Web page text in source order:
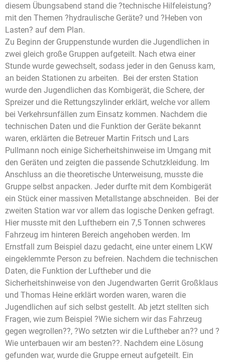
diesem Übungsabend stand die ?technische Hilfeleistung?
mit den Themen ?hydraulische Geräte? und ?Heben von
Lasten? auf dem Plan.
Zu Beginn der Gruppenstunde wurden die Jugendlichen in
zwei gleich große Gruppen aufgeteilt. Nach etwa einer
Stunde wurde gewechselt, sodass jeder in den Genuss kam,
an beiden Stationen zu arbeiten. Bei der ersten Station
wurde den Jugendlichen das Kombigerät, die Schere, der
Spreizer und die Rettungszylinder erklärt, welche vor allem
bei Verkehrsunfällen zum Einsatz kommen. Nachdem die
technischen Daten und die Funktion der Geräte bekannt
waren, erklärten die Betreuer Martin Fritsch und Lars
Pullmann noch einige Sicherheitshinweise im Umgang mit
den Geräten und zeigten die passende Schutzkleidung. Im
Anschluss an die theoretische Unterweisung, musste die
Gruppe selbst anpacken. Jeder durfte mit dem Kombigerät
ein Stück einer massiven Metallstange abschneiden. Bei der
zweiten Station war vor allem das logische Denken gefragt.
Hier musste mit den Lufthebern ein 7,5 Tonnen schweres
Fahrzeug im hinteren Bereich angehoben werden. Im
Ernstfall zum Beispiel dazu gedacht, eine unter einem LKW
eingeklemmte Person zu befreien. Nachdem die technischen
Daten, die Funktion der Luftheber und die
Sicherheitshinweise von den Jugendwarten Gerrit Großklaus
und Thomas Heine erklärt worden waren, waren die
Jugendlichen auf sich selbst gestellt. Ab jetzt stellten sich
Fragen, wie zum Beispiel ?Wie sichern wir das Fahrzeug
gegen wegrollen??, ?Wo setzten wir die Luftheber an?? und ?
Wie unterbauen wir am besten??. Nachdem eine Lösung
gefunden war, wurde die Gruppe erneut aufgeteilt. Ein